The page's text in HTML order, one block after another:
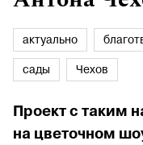
актуально
сады
Чехов
Проект с таким
на цветочном